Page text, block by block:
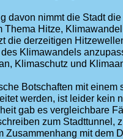
davon nimmt die Stadt
Thema Hitze,
die derzeitigen
Klimawandels
Klimaschutz und
Botschaften mit einem
werden, ist leider kein
gab es vergleichbare
zum Stadttunnel,
Zusammenhang mit dem